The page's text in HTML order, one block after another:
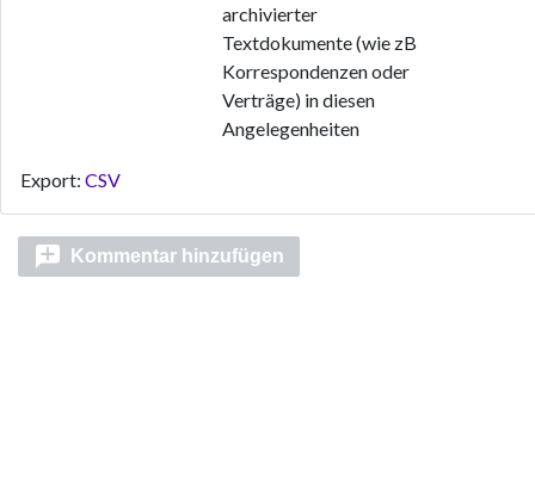
archivierter
Textdokumente (wie zB
Korrespondenzen oder
Verträge) in diesen
Angelegenheiten
Export: CSV
Kommentar hinzufügen